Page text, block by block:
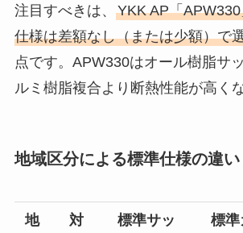
注目すべきは、 YKK AP「
仕様は差額なし（または少額）で
点です。APW330はオール樹脂サ
ルミ樹脂複合より断熱性能が高く
地域区分による標準仕様の違い
地 対 標準サッ 標準